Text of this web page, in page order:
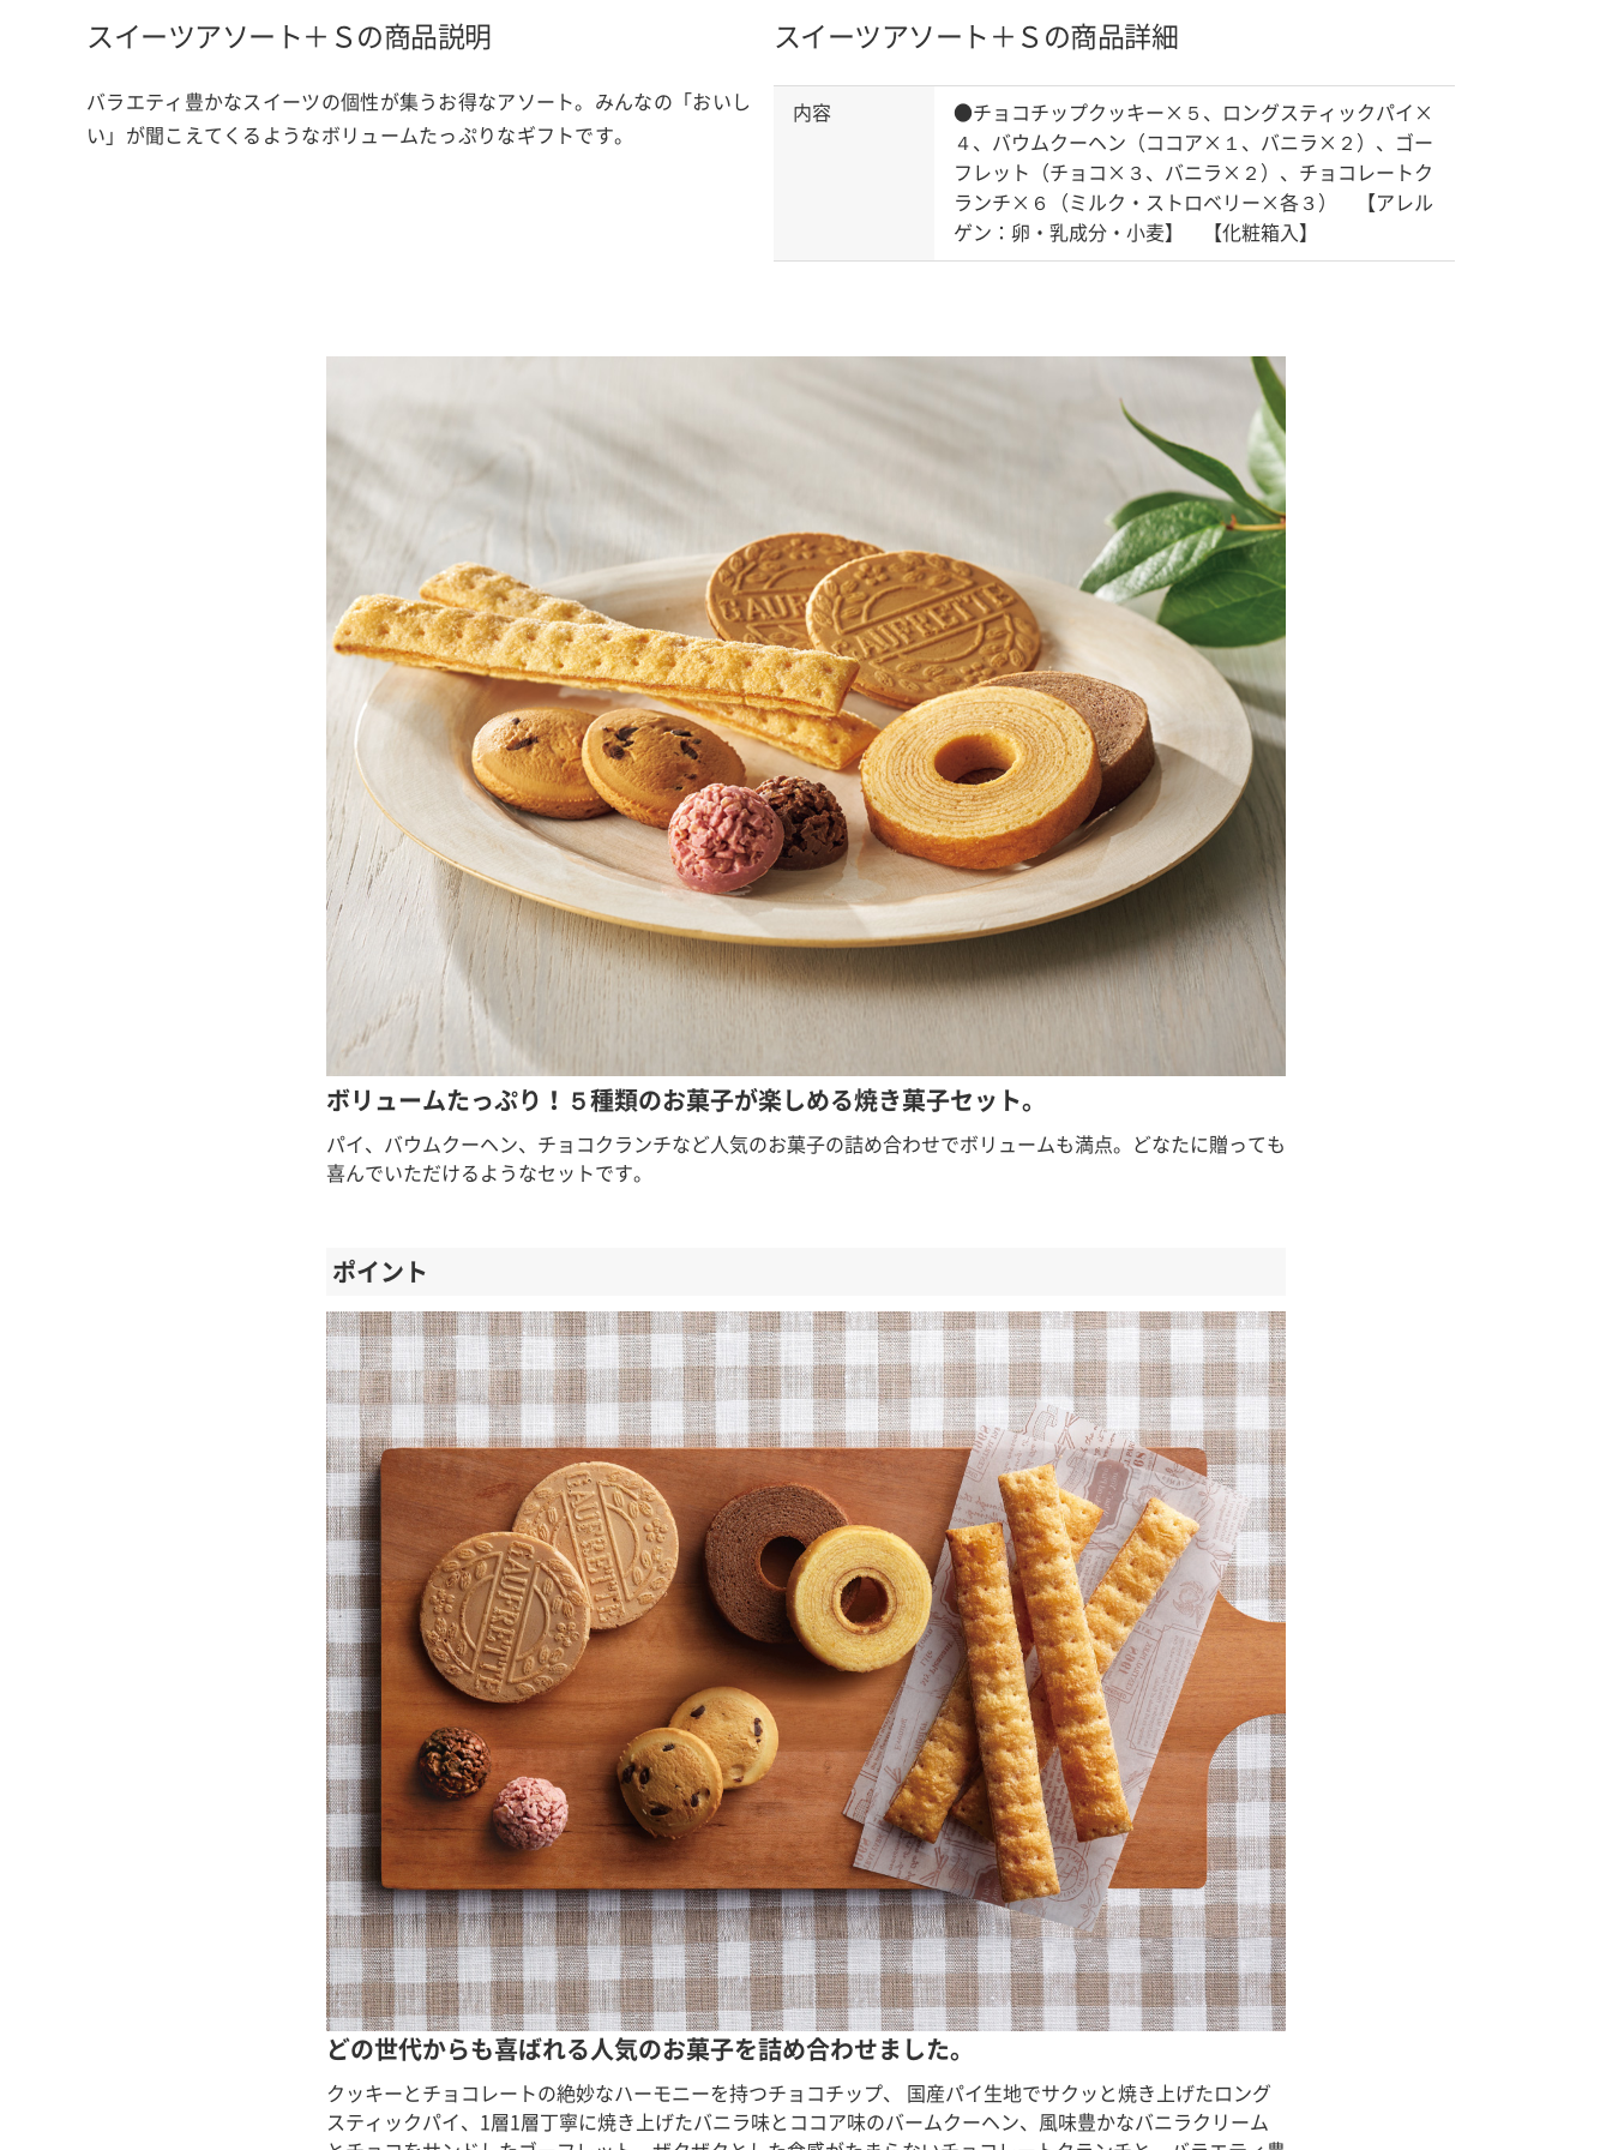
スイーツアソート＋Ｓの商品説明
バラエティ豊かなスイーツの個性が集うお得なアソート。みんなの「おいし
い」が聞こえてくるようなボリュームたっぷりなギフトです。
スイーツアソート＋Ｓの商品詳細
内容
●チョコチップクッキー×５、ロングスティックパイ×
４、バウムクーヘン（ココア×１、バニラ×２）、ゴー
フレット（チョコ×３、バニラ×２）、チョコレートク
ランチ×６（ミルク・ストロベリー×各３） 【アレル
ゲン：卵・乳成分・小麦】 【化粧箱入】
ボリュームたっぷり！５種類のお菓子が楽しめる焼き菓子セット。
パイ、バウムクーヘン、チョコクランチなど人気のお菓子の詰め合わせでボリュームも満点。どなたに贈っても
喜んでいただけるようなセットです。
ポイント
どの世代からも喜ばれる人気のお菓子を詰め合わせました。
クッキーとチョコレートの絶妙なハーモニーを持つチョコチップ、 国産パイ生地でサクッと焼き上げたロング
スティックパイ、1層1層丁寧に焼き上げたバニラ味とココア味のバームクーヘン、風味豊かなバニラクリーム